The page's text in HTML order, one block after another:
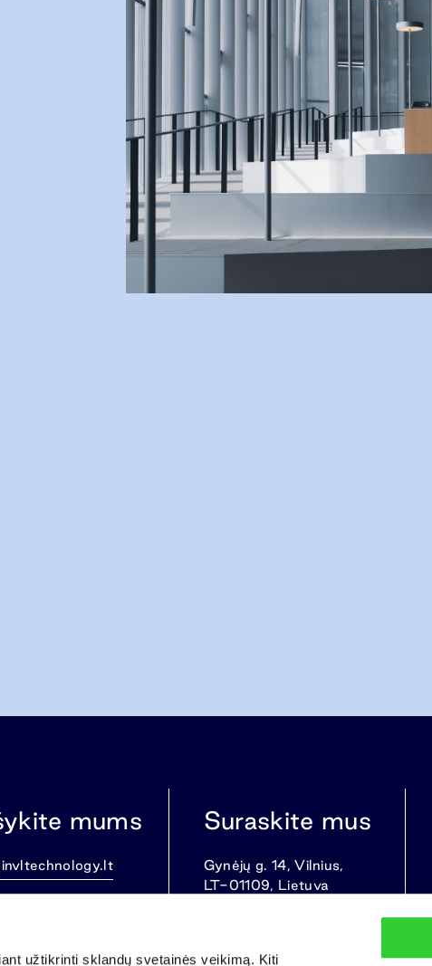
užtikrinti sklandų svetainės veikimą. Kiti
mums Suraskite mus
Gynėjų g. 14, Vilnius,
LT-01109, Lietuva